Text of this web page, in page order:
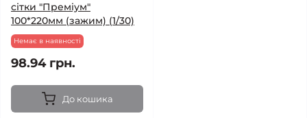
сітки "Преміум"
100*220мм (зажим) (1/30)
Немає в наявності
98.94 грн.
До кошика